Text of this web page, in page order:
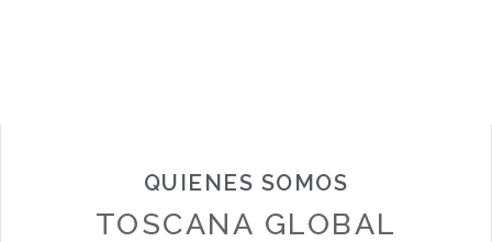
QUIENES SOMOS
TOSCANA GLOBAL